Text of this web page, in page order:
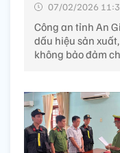
07/02/2026
Công an tỉnh An
dấu hiệu sản
không bảo đảm